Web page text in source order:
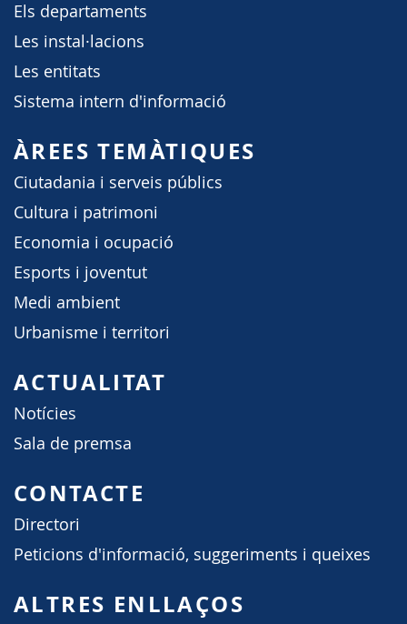
Els departaments
Les instal·lacions
Les entitats
Sistema intern d'informació
ÀREES TEMÀTIQUES
Ciutadania i serveis públics
Cultura i patrimoni
Economia i ocupació
Esports i joventut
Medi ambient
Urbanisme i territori
ACTUALITAT
Notícies
Sala de premsa
CONTACTE
Directori
Peticions d'informació, suggeriments i queixes
ALTRES ENLLAÇOS